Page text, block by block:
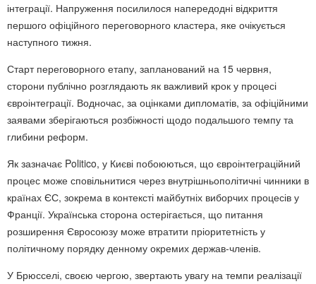
інтеграції. Напруження посилилося напередодні відкриття
першого офіційного переговорного кластера, яке очікується
наступного тижня.
Старт переговорного етапу, запланований на 15 червня,
сторони публічно розглядають як важливий крок у процесі
євроінтеграції. Водночас, за оцінками дипломатів, за офіційними
заявами зберігаються розбіжності щодо подальшого темпу та
глибини реформ.
Як зазначає Politico, у Києві побоюються, що євроінтеграційний
процес може сповільнитися через внутрішньополітичні чинники в
країнах ЄС, зокрема в контексті майбутніх виборчих процесів у
Франції. Українська сторона остерігається, що питання
розширення Євросоюзу може втратити пріоритетність у
політичному порядку денному окремих держав-членів.
У Брюсселі, своєю чергою, звертають увагу на темпи реалізації